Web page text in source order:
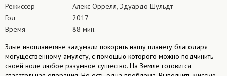
Режиссер
Алекс Оррелл, Эдуардо Шульдт
Год
2017
Время
88 мин.
Злые инопланетяне задумали покорить нашу планету благодаря
могущественному амулету, с помощью которого можно подчинить
своей воле любое разумное существо. На Земле готовится